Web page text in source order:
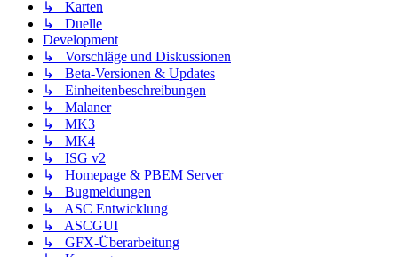
↳ Karten
↳ Duelle
Development
↳ Vorschläge und Diskussionen
↳ Beta-Versionen & Updates
↳ Einheitenbeschreibungen
↳ Malaner
↳ MK3
↳ MK4
↳ ISG v2
↳ Homepage & PBEM Server
↳ Bugmeldungen
↳ ASC Entwicklung
↳ ASCGUI
↳ GFX-Überarbeitung